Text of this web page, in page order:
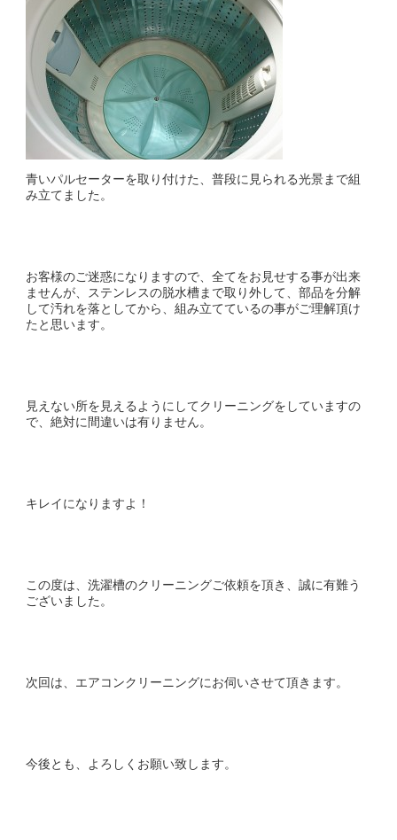
青いパルセーターを取り付けた、普段に見られる光景まで組
み立てました。
お客様のご迷惑になりますので、全てをお見せする事が出来
ませんが、ステンレスの脱水槽まで取り外して、部品を分解
して汚れを落としてから、組み立てているの事がご理解頂け
たと思います。
見えない所を見えるようにしてクリーニングをしていますの
で、絶対に間違いは有りません。
キレイになりますよ！
この度は、洗濯槽のクリーニングご依頼を頂き、誠に有難う
ございました。
次回は、エアコンクリーニングにお伺いさせて頂きます。
今後とも、よろしくお願い致します。